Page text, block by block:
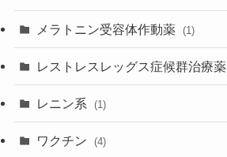
メラトニン受容体作動薬 (1)
レストレスレッグス症候群治療薬
レニン系 (1)
ワクチン (4)